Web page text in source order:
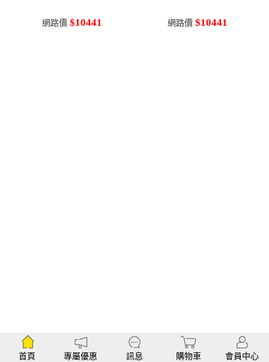
網路價 $10441 網路價 $10441
首頁 專屬優惠 訊息 購物車 會員中心